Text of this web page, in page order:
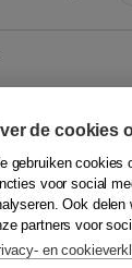
,Aalt Willem
die in
wetgevende
Maar aange...
de cookies
gebruiken cookies
voor social
Ook delen
partners voor
en